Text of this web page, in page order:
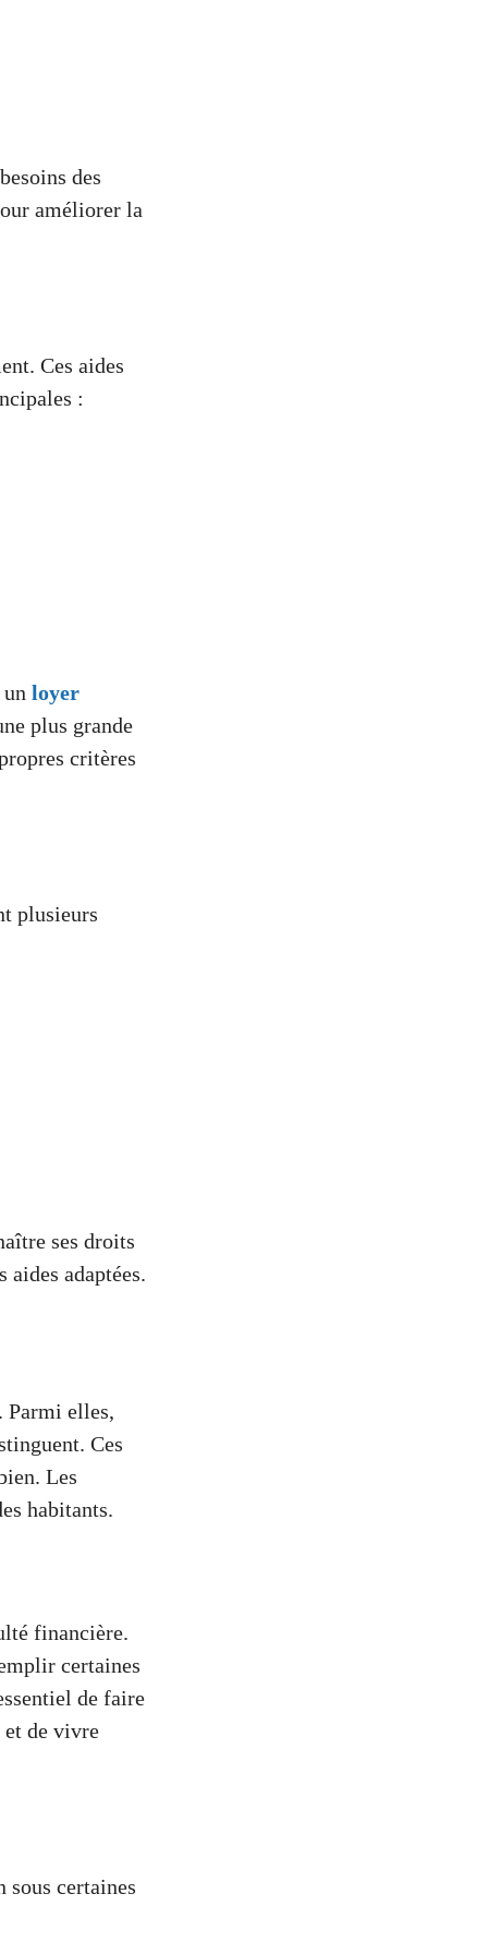
des
améliorer la
Ces aides
:
loyer
plus grande
critères
plusieurs
ses droits
adaptées.
Parmi elles,
Ces
Les
habitants.
financière.
certaines
de faire
et de vivre
sous certaines